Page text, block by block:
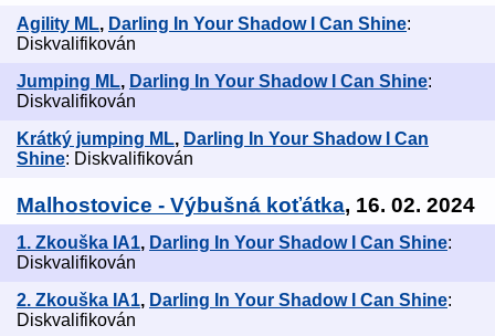
Agility ML, Darling In Your Shadow I Can Shine:
Diskvalifikován
Jumping ML, Darling In Your Shadow I Can Shine:
Diskvalifikován
Krátký jumping ML, Darling In Your Shadow I Can
Shine: Diskvalifikován
Malhostovice - Výbušná koťátka, 16. 02. 2024
1. Zkouška IA1, Darling In Your Shadow I Can Shine:
Diskvalifikován
2. Zkouška IA1, Darling In Your Shadow I Can Shine:
Diskvalifikován